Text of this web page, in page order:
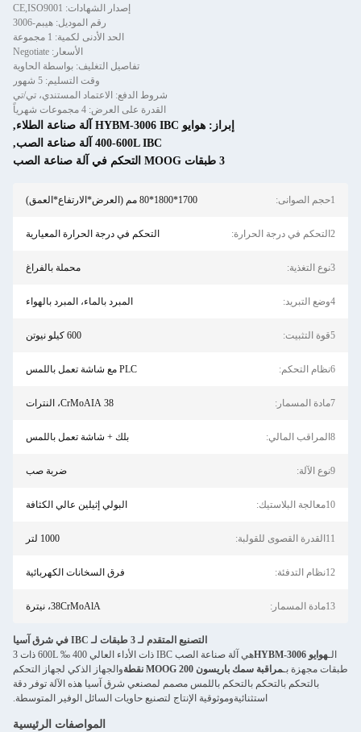
إصدار الشهادات: CE,ISO9001
رقم الموديل: هيبم-3006
الحد الأدنى لكمية: 1 مجموعة
الأسعار: Negotiate
تفاصيل التغليف: بواسطة الحاوية
وقت التسليم: 5 شهور
شروط الدفع: الاعتماد المستندي، تي/تي
القدرة على العرض: 4 مجموعات شهرياً
إبراز: هوايو HYBM-3006 IBC آلة صناعة الطلاء
,
400-600L IBC آلة صناعة الصب
,
3 طبقات MOOG التحكم في آلة صناعة الصب
1حجم الصوانى: 1700*1800*80 مم (العرض*الارتفاع*العمق)
2التحكم في درجة الحرارة: التحكم في درجة الحرارة المعيارية
3نوع التغذية: محملة بالفراغ
4وضع التبريد: المبرد بالماء، المبرد بالهواء
5قوة التثبيت: 600 كيلو نيوتن
6نظام التحكم: PLC مع شاشة تعمل باللمس
7مادة المسمار: 38 CrMoAIA، النترات
8المراقب المالي: بلك + شاشة تعمل باللمس
9نوع الآلة: ضربة صب
10معالجة البلاستيك: البولي إثيلين عالي الكثافة
11القدرة القصوى للقولبة: 1000 لتر
12نظام التدفئة: فرق السخانات الكهربائية
13مادة المسمار: 38CrMoAlA، نيترة
التصنيع المتقدم لـ 3 طبقات لـ IBC في شرق آسيا
الـهوايو HYBM-3006
هي آلة صناعة الصب IBC ذات الأداء العالي 400 ‰ 600L ذات 3
طبقات مجهزة بـمراقبة سمك باريسون MOOG 200 نقطة
والجهاز الذكي لجهاز التحكم
بالتحكم بالتحكم بالتحكم باللمس مصمم لمصنعي شرق آسيا هذه الآلة توفر دقة
استثنائيةوموثوقية الإنتاج لتصنيع حاويات السائل الوفير المتوسطة.
المواصفات الرئيسية